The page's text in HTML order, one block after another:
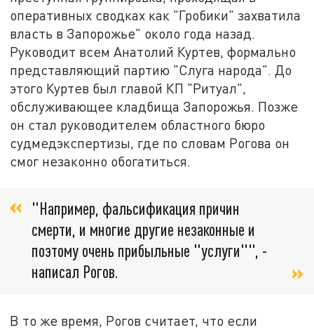
оперативных сводках как "Гробики" захватила
власть в Запорожье" около года назад.
Руководит всем Анатолий Куртев, формально
представляющий партию "Слуга народа". До
этого Куртев был главой КП "Ритуал",
обслуживающее кладбища Запорожья. Позже
он стал руководителем областного бюро
судмедэкспертизы, где по словам Рогова он
смог незаконно обогатиться.
"Например, фальсификация причин
смерти, и многие другие незаконные и
поэтому очень прибыльные "услуги"", -
написал Рогов.
В то же время, Рогов считает, что если